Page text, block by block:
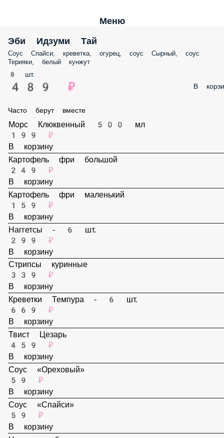
Меню
Эби Идзуми Тай
Соус Спайси, креветка, огурец, соус Сырный, соус Терияки, белый
кунжут
8 шт.
489 ₽ В
Часто берут вместе
Морс Клюквенный 500 мл
199 ₽
В корзину
Картофель фри большой
249 ₽
В корзину
Картофель фри маленький
159 ₽
В корзину
Наггетсы - 6 шт.
299 ₽
В корзину
Стрипсы куринные
339 ₽
В корзину
Креветки Темпура - 6 шт.
669 ₽
В корзину
Твист Цезарь
459 ₽
В корзину